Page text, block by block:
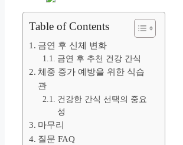
Table of Contents
금연 후 신체 변화
금연 후 추천 건강 간식
체중 증가 예방을 위한 식습
관
건강한 간식 선택의 중요
성
마무리
질문 FAQ